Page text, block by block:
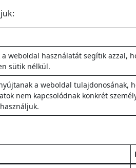
weboldal használatát segítik azzal,
sütik nélkül.
a weboldal tulajdonosának,
nem kapcsolódnak konkrét